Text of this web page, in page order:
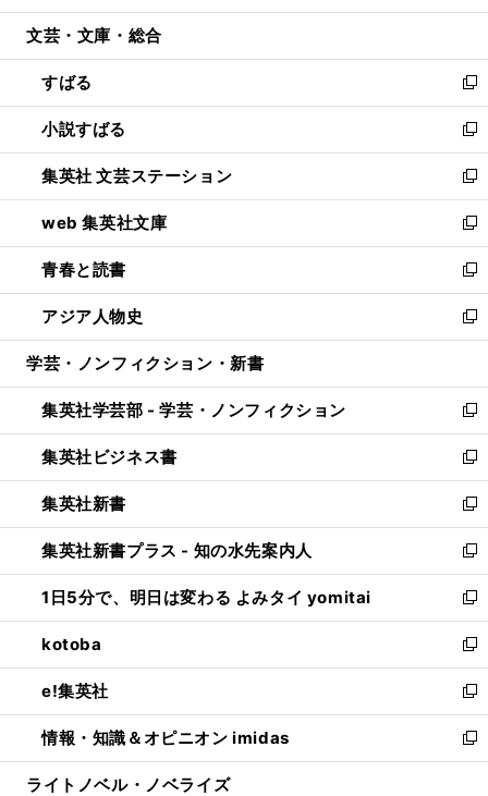
開
ウ
開
く
ン
ウ
で
開
く
ウ
ン
ド
ウ
で
開
く
文芸・文庫・総合
すばる
新
し
い
ウ
ィ
ン
ド
ウ
で
開
く
小説すばる
新
し
い
ウ
ィ
ン
ド
ウ
で
開
集英社 文芸ステーション
新
し
い
ウ
ィ
ン
ド
ウ
開
く
web 集英社文庫
新
し
い
ウ
ィ
ン
ウ
で
開
く
青春と読書
新
し
い
ウ
ン
ド
ウ
で
開
く
アジア人物史
新
し
ウ
ィ
ン
ド
ウ
で
開
く
学芸・ノンフィクション・新書
集英社学芸部 - 学芸・ノンフィクション
新
し
い
ウ
ィ
ン
ド
ウ
で
開
く
集英社ビジネス書
新
し
い
ウ
ィ
ン
ド
ウ
で
開
く
集英社新書
新
し
い
ウ
ィ
ン
ド
ウ
で
開
く
集英社新書プラス - 知の水先案内人
新
し
い
ウ
ィ
ン
ド
ウ
で
開
1日5分で、明日は変わる よみタイ yomitai
新
し
い
ウ
ィ
ン
ド
ウ
kotoba
新
し
い
ウ
ィ
ン
e!集英社
新
し
い
ウ
情報・知識＆オピニオン imidas
新
し
ライトノベル・ノベライズ